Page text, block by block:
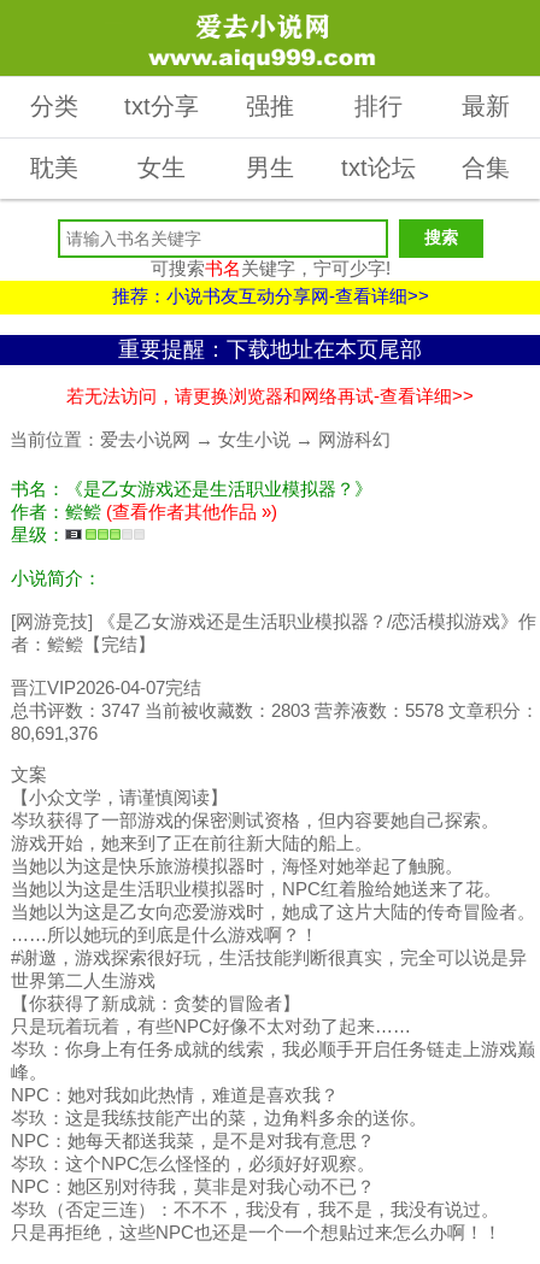
分类 txt分享 强推 排行 最新
耽美 女生 男生 txt论坛 合集
可搜索书名关键字，宁可少字!
推荐：小说书友互动分享网-查看详细>>
重要提醒：下载地址在本页尾部
若无法访问，请更换浏览器和网络再试-查看详细>>
当前位置： 爱去小说网 → 女生小说 → 网游科幻
书名：《是乙女游戏还是生活职业模拟器？》
作者：鲿鲿 (查看作者其他作品 »)
星级：
小说简介：
[网游竞技] 《是乙女游戏还是生活职业模拟器？/恋活模拟游戏》作
者：鲿鲿【完结】
晋江VIP2026-04-07完结
总书评数：3747 当前被收藏数：2803 营养液数：5578 文章积分：
80,691,376
文案
【小众文学，请谨慎阅读】
岑玖获得了一部游戏的保密测试资格，但内容要她自己探索。
游戏开始，她来到了正在前往新大陆的船上。
当她以为这是快乐旅游模拟器时，海怪对她举起了触腕。
当她以为这是生活职业模拟器时，NPC红着脸给她送来了花。
当她以为这是乙女向恋爱游戏时，她成了这片大陆的传奇冒险者。
……所以她玩的到底是什么游戏啊？！
#谢邀，游戏探索很好玩，生活技能判断很真实，完全可以说是异
世界第二人生游戏
【你获得了新成就：贪婪的冒险者】
只是玩着玩着，有些NPC好像不太对劲了起来……
岑玖：你身上有任务成就的线索，我必顺手开启任务链走上游戏巅
峰。
NPC：她对我如此热情，难道是喜欢我？
岑玖：这是我练技能产出的菜，边角料多余的送你。
NPC：她每天都送我菜，是不是对我有意思？
岑玖：这个NPC怎么怪怪的，必须好好观察。
NPC：她区别对待我，莫非是对我心动不已？
岑玖（否定三连）：不不不，我没有，我不是，我没有说过。
只是再拒绝，这些NPC也还是一个一个想贴过来怎么办啊！！